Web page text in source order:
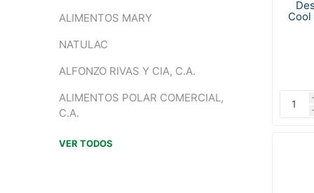
Cool
ALIMENTOS MARY
NATULAC
ALFONZO RIVAS Y CIA, C.A.
ALIMENTOS POLAR COMERCIAL,
C.A.
VER TODOS